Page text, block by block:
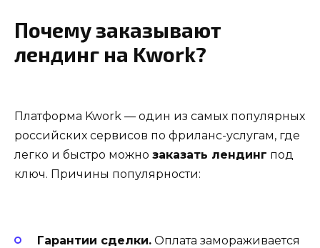
Почему заказывают
лендинг на Kwork?
Платформа Kwork — один из самых популярных
российских сервисов по фриланс-услугам, где
легко и быстро можно заказать лендинг под
ключ. Причины популярности:
Гарантии сделки. Оплата замораживается